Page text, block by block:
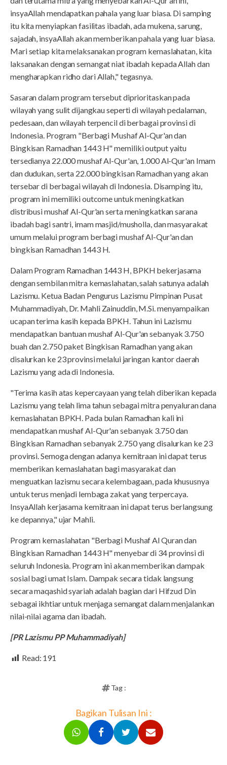
insyaAllah mendapatkan pahala yang luar biasa. Di samping
itu kita menyiapkan fasilitas ibadah, ada mukena, sarung,
sajadah, insyaAllah akan memberikan pahala yang luar biasa.
Mari setiap kita melaksanakan program kemaslahatan, kita
laksanakan dengan semangat niat ibadah kepada Allah dan
mengharapkan ridho dari Allah," tegasnya.
Sasaran dalam program tersebut diprioritaskan pada
wilayah yang sulit dijangkau seperti di wilayah pedalaman,
pedesaan, dan wilayah terpencil di berbagai provinsi di
Indonesia. Program "Berbagi Mushaf Al-Qur'an dan
Bingkisan Ramadhan 1443 H" memiliki output yaitu
tersedianya 22.000 mushaf Al-Qur'an, 1.000 Al-Qur'an Imam
dan dudukan, serta 22.000 bingkisan Ramadhan yang akan
tersebar di berbagai wilayah di Indonesia. Disamping itu,
program ini memiliki outcome untuk meningkatkan
distribusi mushaf Al-Qur'an serta meningkatkan sarana
ibadah bagi santri, imam masjid/musholla, dan masyarakat
umum melalui program berbagi mushaf Al-Qur'an dan
bingkisan Ramadhan 1443 H.
Dalam Program Ramadhan 1443 H, BPKH bekerjasama
dengan sembilan mitra kemaslahatan, salah satunya adalah
Lazismu. Ketua Badan Pengurus Lazismu Pimpinan Pusat
Muhammadiyah, Dr. Mahli Zainuddin, M.Si. menyampaikan
ucapan terima kasih kepada BPKH. Tahun ini Lazismu
mendapatkan bantuan mushaf Al-Qur'an sebanyak 3.750
buah dan 2.750 paket Bingkisan Ramadhan yang akan
disalurkan ke 23 provinsi melalui jaringan kantor daerah
Lazismu yang ada di Indonesia.
"Terima kasih atas kepercayaan yang telah diberikan kepada
Lazismu yang telah lima tahun sebagai mitra penyaluran dana
kemaslahatan BPKH. Pada bulan Ramadhan kali ini
mendapatkan mushaf Al-Qur'an sebanyak 3.750 dan
Bingkisan Ramadhan sebanyak 2.750 yang disalurkan ke 23
provinsi. Semoga dengan adanya kemitraan ini dapat terus
memberikan kemaslahatan bagi masyarakat dan
menguatkan lazismu secara kelembagaan, pada khususnya
untuk terus menjadi lembaga zakat yang terpercaya.
InsyaAllah kerjasama kemitraan ini dapat terus berlangsung
ke depannya," ujar Mahli.
Program kemaslahatan "Berbagi Mushaf Al Quran dan
Bingkisan Ramadhan 1443 H" menyebar di 34 provinsi di
seluruh Indonesia. Program ini akan memberikan dampak
sosial bagi umat Islam. Dampak secara tidak langsung
secara maqashid syariah adalah bagian dari Hifzud Din
sebagai ikhtiar untuk menjaga semangat dalam menjalankan
nilai-nilai agama dan ibadah.
[PR Lazismu PP Muhammadiyah]
Read: 191
Tag :
Bagikan Tulisan Ini :